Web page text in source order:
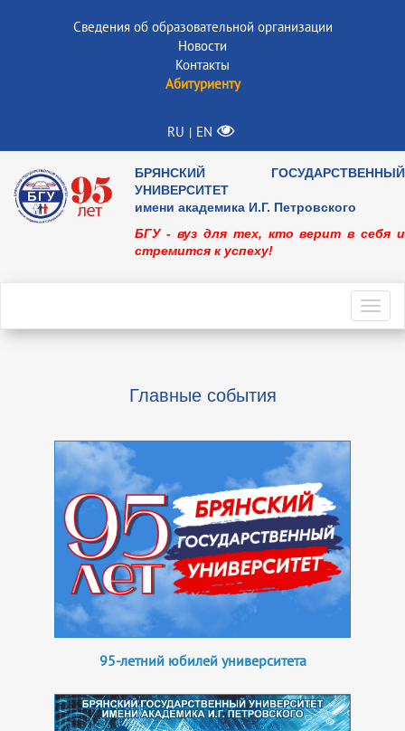
Сведения об образовательной организации
Новости
Контакты
Абитуриенту
RU | EN
БРЯНСКИЙ ГОСУДАРСТВЕННЫЙ
УНИВЕРСИТЕТ
имени академика И.Г. Петровского
БГУ - вуз для тех, кто верит в себя и
стремится к успеху!
Главные события
95-летний юбилей университета